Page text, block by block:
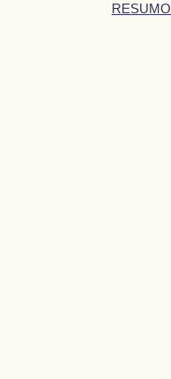
RESUMO